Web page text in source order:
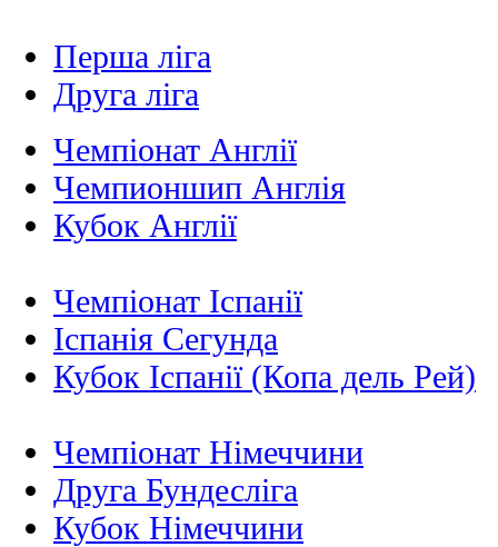
Перша ліга
Друга ліга
Чемпіонат Англії
Чемпионшип Англія
Кубок Англії
Чемпіонат Іспанії
Іспанія Сегунда
Кубок Іспанії (Копа дель Рей)
Чемпіонат Німеччини
Друга Бундесліга
Кубок Німеччини